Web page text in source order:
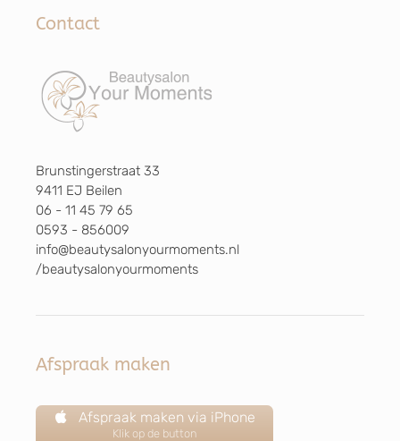
Contact
Brunstingerstraat 33
9411 EJ Beilen
06 - 11 45 79 65
0593 - 856009
info@beautysalonyourmoments.nl
/beautysalonyourmoments
Afspraak maken
Afspraak maken via iPhone
Klik op de button